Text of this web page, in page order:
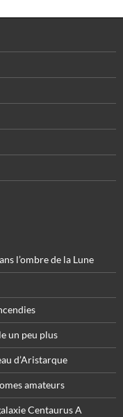
l’ombre de la Lune
un peu plus
d’Aristarque
amateurs
Centaurus A